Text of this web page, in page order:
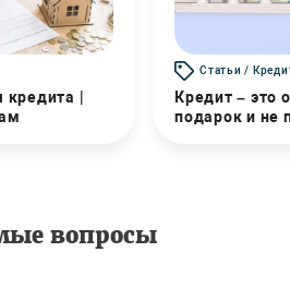
|
Статьи /
Кредит – это
подарок и не
вопросы